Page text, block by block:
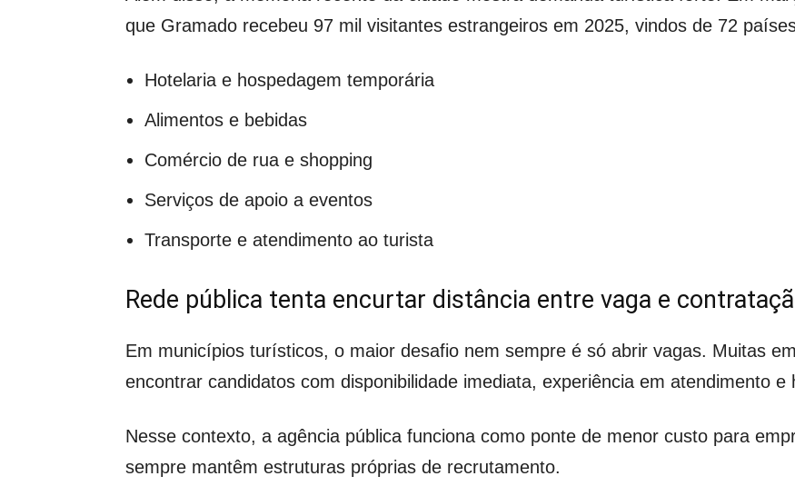
que Gramado recebeu 97 mil visitantes estrangeiros em 2025, vindos de 72
Hotelaria e hospedagem temporária
Alimentos e bebidas
Comércio de rua e shopping
Serviços de apoio a eventos
Transporte e atendimento ao turista
Rede pública tenta encurtar distância entre vaga e
Em municípios turísticos, o maior desafio nem sempre é só abrir vagas. Muitas
encontrar candidatos com disponibilidade imediata, experiência em atendimento e
Nesse contexto, a agência pública funciona como ponte de menor custo para
sempre mantêm estruturas próprias de recrutamento.